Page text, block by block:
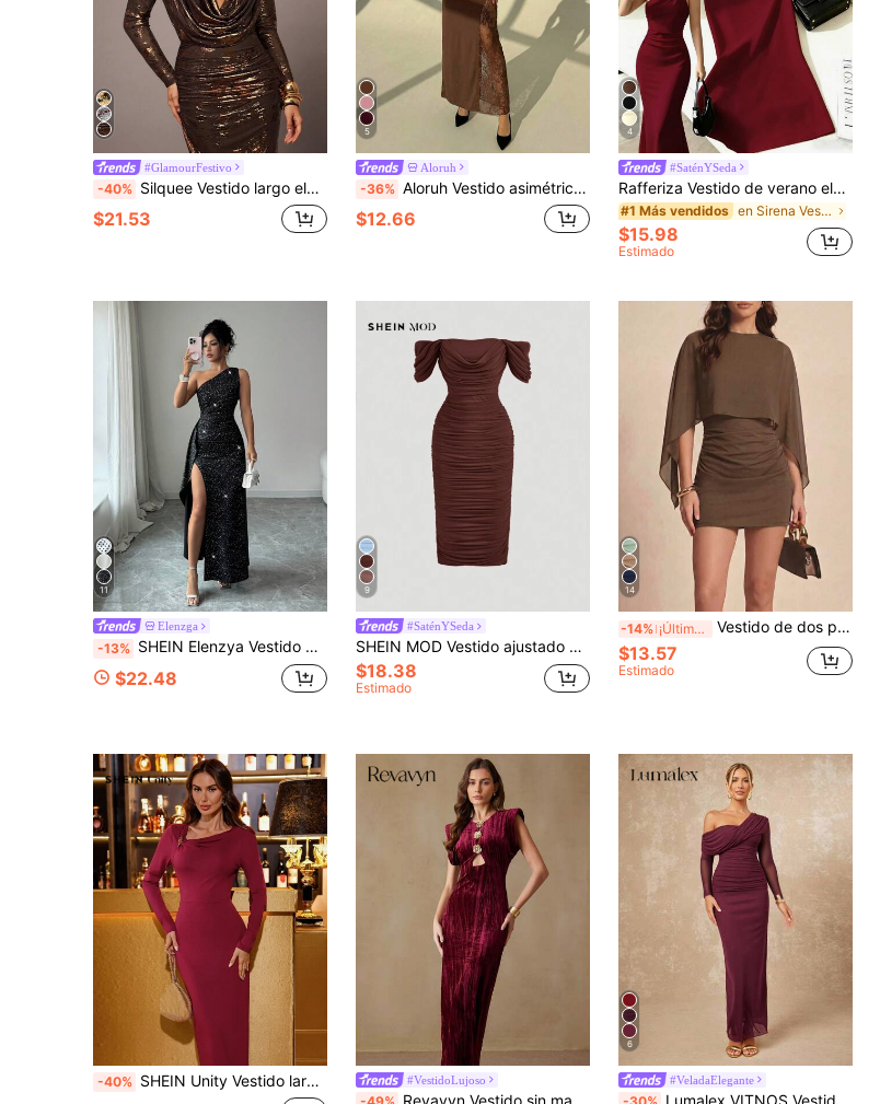
#GlamourFestivo
-40% Silquee Vestido largo elegante de cuello alto con volantes y estampado dorado, adecuado para el Día de San Valentín, fiesta de cóctel, damas románticas y glamorosas, vestido ajustado, salida nocturna, reunión de hermanas, atuendo festivo
$21.53
5
Aloruh
-36% Aloruh Vestido asimétrico de hombro con encaje marrón, vestido de noche elegante con abertura transparente para mujeres
$12.66
4
#SaténYSeda
Rafferiza Vestido de verano elegante de mujer con decoración de metal y bajo asimétrico
#1 Más vendidos en Sirena Vestidos De Mujer
$15.98
Estimado
11
Elenzga
-13% SHEIN Elenzya Vestido de noche para mujer estilo francés con cuello asimétrico, cintura fruncida, abertura y lazo
$22.48
9
#SaténYSeda
SHEIN MOD Vestido ajustado de hombros descubiertos fruncido
$18.38
Estimado
14
-14% ¡Últimos 3 días Vestido de dos piezas falso deconstruido con patchwork de mangas de murciélago de unicolor y ligero para otoño, cita nocturna, vacaciones, regreso a la escuela, fiesta de cumpleaños y uso diario
$13.57
Estimado
-40% SHEIN Unity Vestido largo ajustado con decoración metálica en el cuello asimétrico, de unicolor y elegante, para mujer, para primavera/otoño #VestidoLujoso
Revavyn Vestido sin mangas de terciopelo elegante y lujoso con diseño de cintura con hebilla metálica, estilo de hombros exagerados, adecuado para fiestas, estilo europeo y americano
6
#VeladaElegante
Lumalex VITNOS Vestido maxi ajustado de una sola manga con hombro descubierto, decoración fruncida, de malla roja elegante para mujer. Vestido de una sola manga, vestido burdeos, vestido vino, vestido drapeado, vestidos elegantes para mujer, vestido de graduación, vestido de invitada de boda